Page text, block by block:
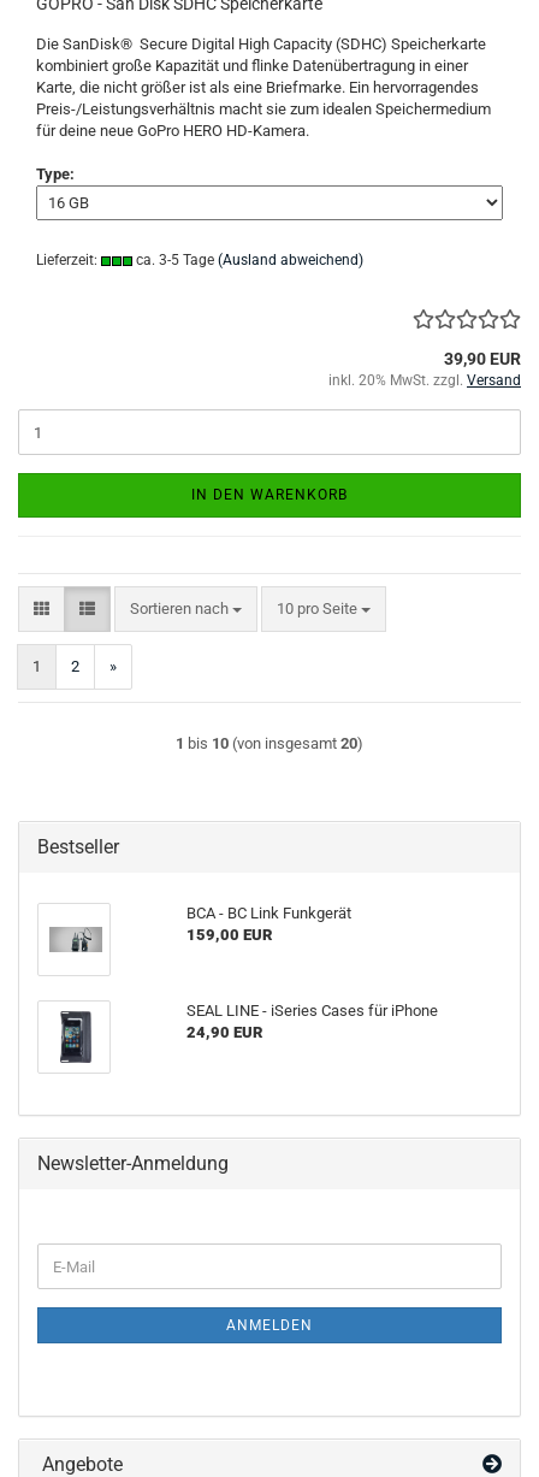
Die SanDisk® Secure Digital High Capacity (SDHC) Speicherkarte
kombiniert große Kapazität und flinke Datenübertragung in einer
Karte, die nicht größer ist als eine Briefmarke. Ein hervorragendes
Preis-/Leistungsverhältnis macht sie zum idealen Speichermedium
für deine neue GoPro HERO HD-Kamera.
Type:
Lieferzeit: ca. 3-5 Tage (Ausland abweichend)
39,90 EUR
inkl. 20% MwSt. zzgl. Versand
IN DEN WARENKORB
Sortieren nach
Sortieren nach 10 pro Seite
pro Seite
1 2 »
1 bis 10 (von insgesamt 20)
Bestseller
BCA - BC Link Funkgerät
159,00 EUR
SEAL LINE - iSeries Cases für iPhone
24,90 EUR
Newsletter-Anmeldung
ZUR
E-
Mail
ANMELDEN
Angebote